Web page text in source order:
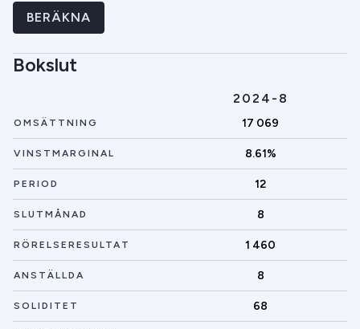
BERÄKNA
Bokslut
2024-8
OMSÄTTNING 17 069
VINSTMARGINAL 8.61%
PERIOD 12
SLUTMÅNAD 8
RÖRELSERESULTAT 1 460
ANSTÄLLDA 8
SOLIDITET 68